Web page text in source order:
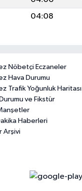
04:08
Nöbetçi Eczaneler
Hava Durumu
Trafik Yoğunluk Haritası
ve Fikstür
Haberleri
Arşivi